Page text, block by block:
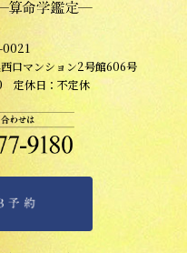
0021
口マンション2号館606号
定休日：不定休